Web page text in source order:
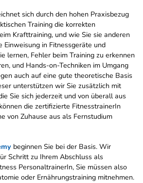
sich durch den hohen Praxisbezug
Training die korrekten
Krafttraining, und wie Sie sie anderen
Einweisung in Fitnessgeräte und
lernen, Fehler beim Training zu erkennen
und Hands-on-Techniken im Umgang
auch auf eine gute theoretische Basis
unterstützen wir Sie zusätzlich mit
Sie sich jederzeit und von überall aus
die zertifizierte FitnesstrainerIn
von Zuhause aus als Fernstudium
beginnen Sie bei der Basis. Wir
Schritt zu Ihrem Abschluss als
PersonaltrainerIn, Sie müssen also
oder Ernährungstraining mitnehmen.